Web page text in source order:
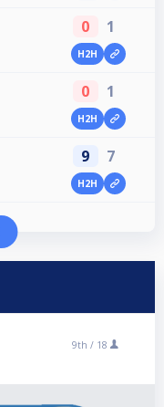
0 1
H2H
0 1
H2H
9 7
H2H
9th / 18